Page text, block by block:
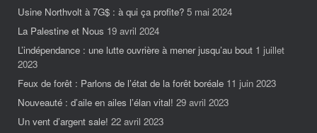
Usine Northvolt à 7G$ : à qui ça profite? 5 mai 2024
La Palestine et Nous 19 avril 2024
L’indépendance : une lutte ouvrière à mener jusqu’au bout 1 juillet
2023
Feux de forêt : Parlons de l’état de la forêt boréale 11 juin 2023
Nouveauté : d’aile en ailes l’élan vital! 29 avril 2023
Un vent d’argent sale! 22 avril 2023